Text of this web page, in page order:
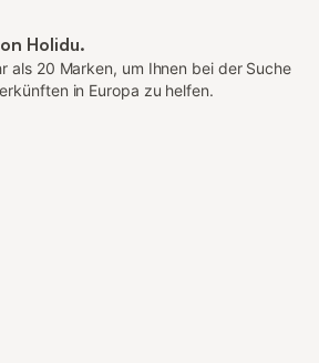
Holidu.
als 20 Marken, um Ihnen bei der Suche
in Europa zu helfen.